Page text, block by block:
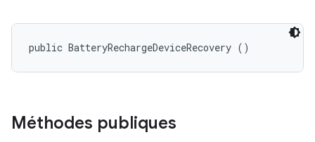
public BatteryRechargeDeviceRecovery ()
Méthodes publiques